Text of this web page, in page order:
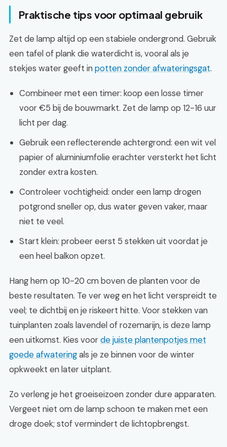
Praktische tips voor optimaal gebruik
Zet de lamp altijd op een stabiele ondergrond. Gebruik
een tafel of plank die waterdicht is, vooral als je
stekjes water geeft inpotten zonder afwateringsgat.
Combineer met een timer: koop een losse timer
voor €5 bij de bouwmarkt. Zet de lamp op 12-16 uur
licht per dag.
Gebruik een reflecterende achtergrond: een wit vel
papier of aluminiumfolie erachter versterkt het licht
zonder extra kosten.
Controleer vochtigheid: onder een lamp drogen
potgrond sneller op, dus water geven vaker, maar
niet te veel.
Start klein: probeer eerst 5 stekken uit voordat je
een heel balkon opzet.
Hang hem op 10-20 cm boven de planten voor de
beste resultaten. Te ver weg en het licht verspreidt te
veel; te dichtbij en je riskeert hitte. Voor stekken van
tuinplanten zoals lavendel of rozemarijn, is deze lamp
een uitkomst. Kies voorde juiste plantenpotjes met
goede afwateringals je ze binnen voor de winter
opkweekt en later uitplant.
Zo verleng je het groeiseizoen zonder dure apparaten.
Vergeet niet om de lamp schoon te maken met een
droge doek; stof vermindert de lichtopbrengst.